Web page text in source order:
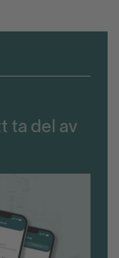
ta del av